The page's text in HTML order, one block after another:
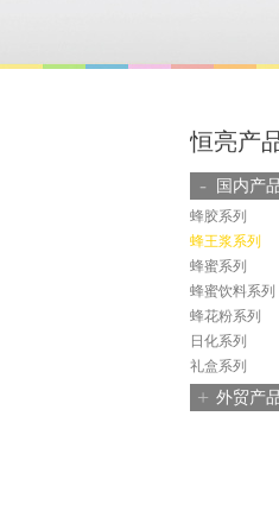
恒亮产
- 国内产
蜂胶系列
蜂王浆系列
蜂蜜系列
蜂蜜饮料系列
蜂花粉系列
日化系列
礼盒系列
+ 外贸产